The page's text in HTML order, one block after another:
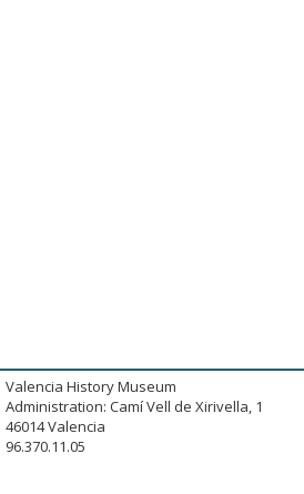
Valencia History Museum
Administration: Camí Vell de Xirivella, 1
46014 Valencia
96.370.11.05